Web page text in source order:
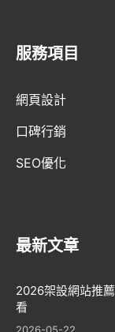
服務項目
網頁設計
口碑行銷
SEO優化
最新文章
2026架設網站推
看